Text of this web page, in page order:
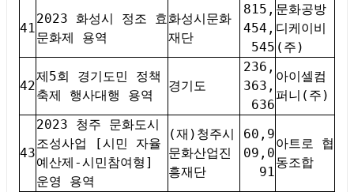
41
2023 화성시 정조 효
문화제 용역
화성시문화
재단
815,
454,
545
문화공방
디케이비
(주)
42
제5회 경기도민 정책
축제 행사대행 용역
경기도
236,
363,
636
아이셀컴
퍼니(주)
43
2023 청주 문화도시
조성사업 [시민 자율
예산제-시민참여형]
운영 용역
(재)청주시
문화산업진
흥재단
60,9
09,0
91
아트로 협
동조합